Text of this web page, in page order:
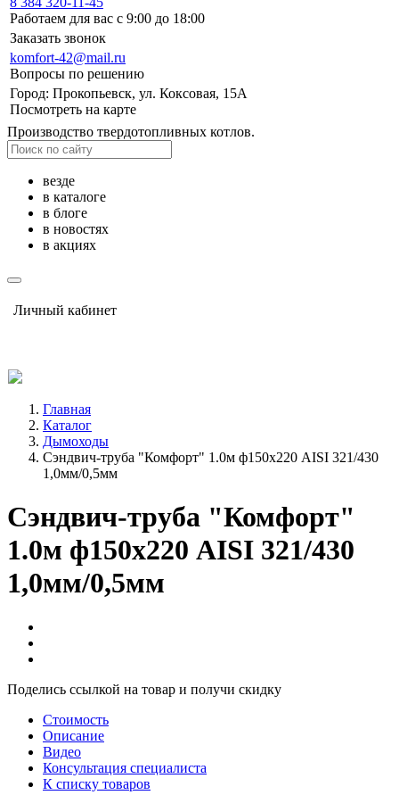
Работаем для вас с 9:00 до 18:00
Заказать звонок
komfort-42@mail.ru
Вопросы по решению
Город: Прокопьевск, ул. Коксовая, 15А
Посмотреть на карте
Производство твердотопливных котлов.
везде
в каталоге
в блоге
в новостях
в акциях
Личный кабинет
Главная
Каталог
Дымоходы
Сэндвич-труба "Комфорт" 1.0м ф150х220 АISI 321/430
1,0мм/0,5мм
Сэндвич-труба "Комфорт"
1.0м ф150х220 АISI 321/430
1,0мм/0,5мм
Поделись ссылкой на товар и получи скидку
Стоимость
Описание
Видео
Консультация специалиста
К списку товаров